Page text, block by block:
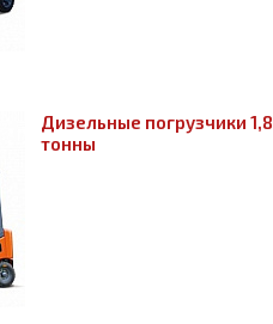
Дизельные погрузчики 1,8
тонны